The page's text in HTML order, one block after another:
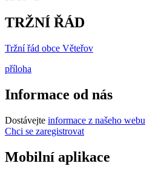
TRŽNÍ ŘÁD
Tržní řád obce Věteřov
příloha
Informace od nás
Dostávejte informace z našeho webu
Chci se zaregistrovat
Mobilní aplikace